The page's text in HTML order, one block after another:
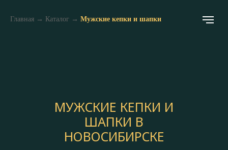
Главная → Каталог → Мужские кепки и шапки
МУЖСКИЕ КЕПКИ И
ШАПКИ В
НОВОСИБИРСКЕ